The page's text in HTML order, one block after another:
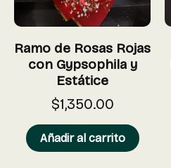
Ramo de Rosas Rojas
con Gypsophila y
Estátice
$1,350.00
Añadir al carrito